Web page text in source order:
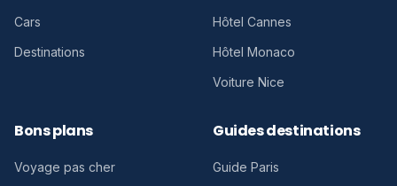
Cars
Destinations
Hôtel Cannes
Hôtel Monaco
Voiture Nice
Bons plans
Voyage pas cher
Guides destinations
Guide Paris